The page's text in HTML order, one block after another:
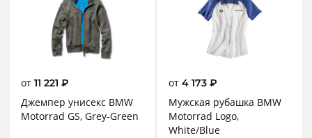
от 11 221 ₽
Джемпер унисекс BMW
Motorrad GS, Grey-Green
от 4 173 ₽
Мужская рубашка BMW
Motorrad Logo,
White/Blue